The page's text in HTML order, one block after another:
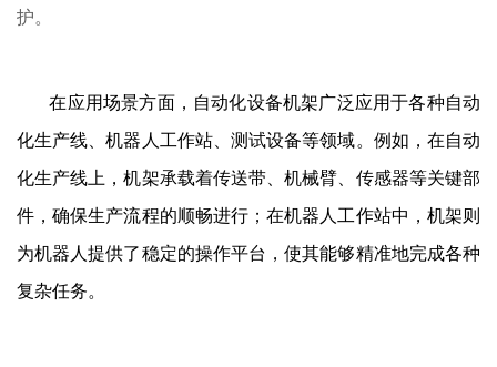
护。
在应用场景方面， 自动化设备机架广泛应用于各种自动
化生产线、机器人工作站、测试设备等领域。例如，在自动
化生产线上，机架承载着传送带、机械臂、传感器等关键部
件，确保生产流程的顺畅进行；在机器人工作站中，机架则
为机器人提供了稳定的操作平台，使其能够精准地完成各种
复杂任务。